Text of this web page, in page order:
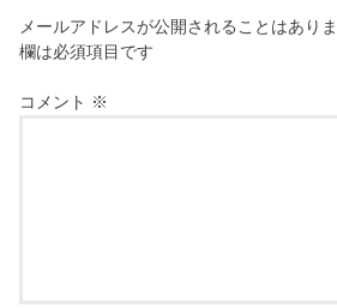
メールアドレスが公開されることはありま
欄は必須項目です
コメント ※